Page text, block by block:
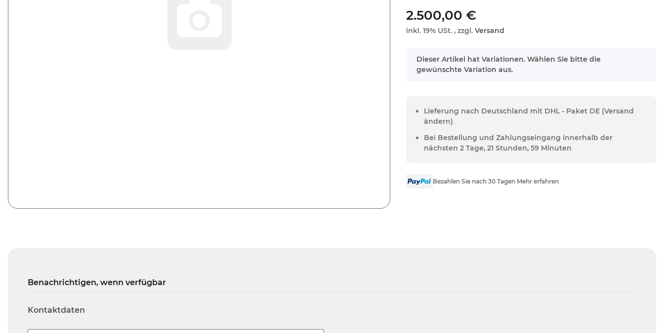
2.500,00 €
inkl. 19% USt. , zzgl.Versand
x
Dieser Artikel hat Variationen. Wählen Sie bitte die
gewünschte Variation aus.
Lieferung nach Deutschland mit DHL - Paket DE (Versand
ändern)
Bei Bestellung und Zahlungseingang innerhalb der
nächsten 2 Tage, 21 Stunden, 59 Minuten
Bezahlen Sie nach 30 Tagen Mehr erfahren
Benachrichtigen, wenn verfügbar
Kontaktdaten